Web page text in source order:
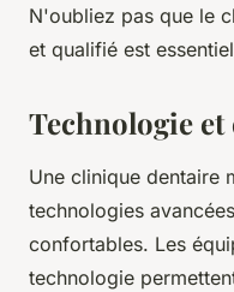
N'oubliez pas que le
et qualifié est
Technologie
Une clinique dentaire
technologies
confortables. Les
technologie